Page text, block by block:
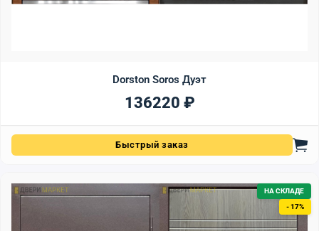
Dorston Soros Дуэт
136220 ₽
Быстрый заказ
НА СКЛАДЕ
- 17%